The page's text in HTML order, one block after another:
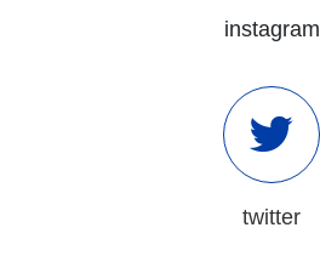
instagram
twitter